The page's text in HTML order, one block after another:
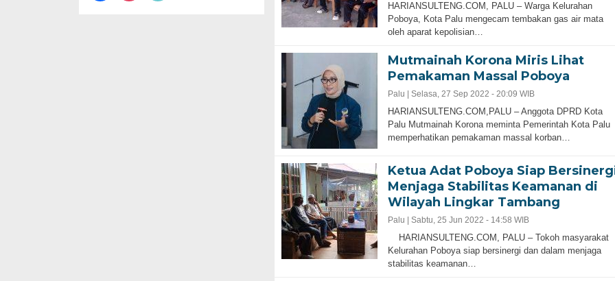
HARIANSULTENG.COM, PALU – Warga Kelurahan
Poboya, Kota Palu mengecam tembakan gas air mata
oleh aparat kepolisian…
Mutmainah Korona Miris Lihat
Pemakaman Massal Poboya
Palu | Selasa, 27 Sep 2022 - 20:09 WIB
HARIANSULTENG.COM,PALU – Anggota DPRD Kota
Palu Mutmainah Korona meminta Pemerintah Kota Palu
memperhatikan pemakaman massal korban…
Ketua Adat Poboya Siap
Menjaga Stabilitas Keamanan di
Wilayah Lingkar Tambang
Palu | Sabtu, 25 Jun 2022 - 14:58 WIB
HARIANSULTENG.COM, PALU – Tokoh masyarakat
Kelurahan Poboya siap bersinergi dan dalam menjaga
stabilitas keamanan…